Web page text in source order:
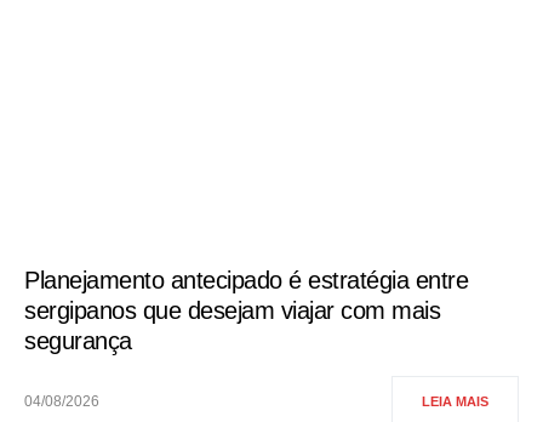
Planejamento antecipado é estratégia entre
sergipanos que desejam viajar com mais
segurança
04/08/2026 LEIA MAIS